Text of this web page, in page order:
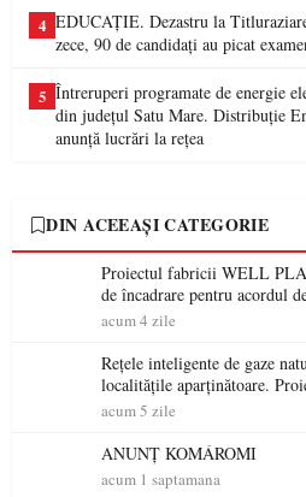
4 EDUCAȚIE. Dezastru la
zece, 90 de candidați au picat
5 Întreruperi programate de energie
din județul Satu Mare. Distribuție
anunță lucrări la rețea
DIN ACEEAȘI CATEGORIE
Proiectul fabricii WELL
de încadrare pentru acordul
acum 4 zile
Rețele inteligente de gaze
localitățile aparținătoare.
consultare publică
acum 5 zile
ANUNȚ KOMÁROMI
acum 1 saptamana